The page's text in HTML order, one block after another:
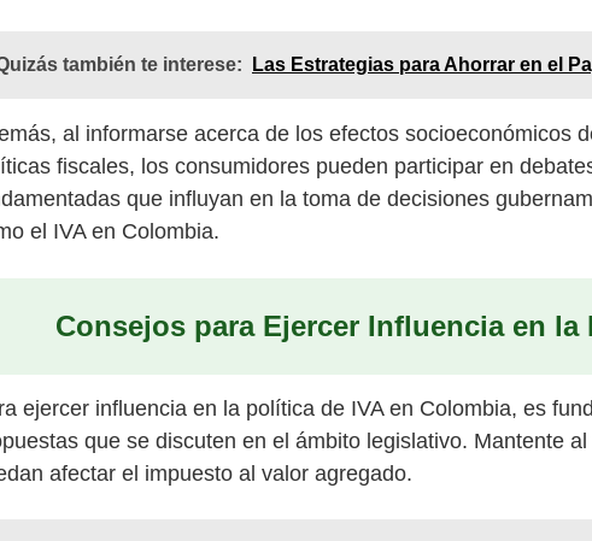
también te interese: Las Estrategias para Ahorrar en el
al informarse acerca de los efectos socioeconómicos
fiscales, los consumidores pueden participar en
que influyan en la toma de decisiones
el IVA en Colombia.
Consejos para Ejercer Influencia en
ejercer influencia en la política de IVA en Colombia, es
que se discuten en el ámbito legislativo. Mantente
afectar el impuesto al valor agregado.